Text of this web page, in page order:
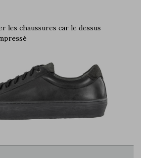
les chaussures car le dessus